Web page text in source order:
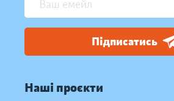
Підписатись
Наші проєкти